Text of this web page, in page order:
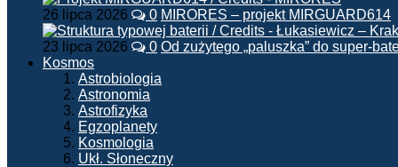
26 lipca 2026 0 MIRORES – projekt MIRGUARD614
23 lipca 2026 0 Od zużytego „paluszka” do super-
Kosmos
Astrobiologia
Astronomia
Astrofizyka
Egzoplanety
Kosmologia
Ukł. Słoneczny